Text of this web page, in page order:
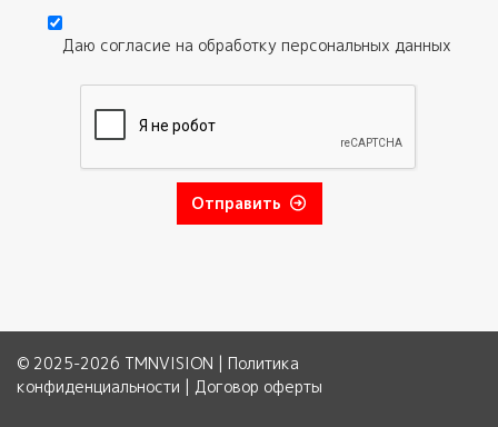
Даю согласие на обработку персональных данных
Отправить
© 2025-2026 TMNVISION | Политика
конфиденциальности | Договор оферты